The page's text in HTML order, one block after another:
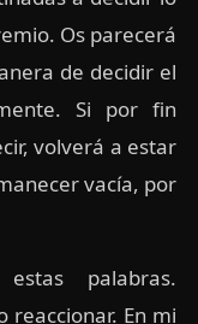
Os parecerá
de decidir el
Si por fin
volverá a estar
vacía, por
palabras.
reaccionar. En mi